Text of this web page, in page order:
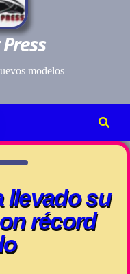
modelos
llevado su
récord